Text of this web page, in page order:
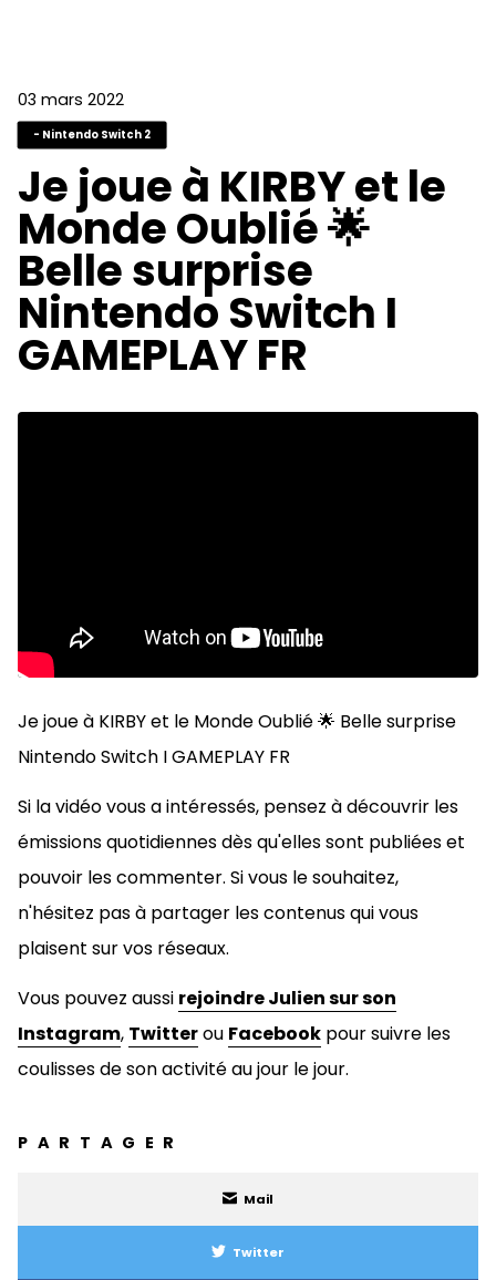
03 mars 2022
- Nintendo Switch 2
Je joue à KIRBY et le
Monde Oublié 🌟
Belle surprise
Nintendo Switch I
GAMEPLAY FR
Je joue à KIRBY et le Monde Oublié 🌟 Belle surprise
Nintendo Switch I GAMEPLAY FR
Si la vidéo vous a intéressés, pensez à découvrir les
émissions quotidiennes dès qu'elles sont publiées et
pouvoir les commenter. Si vous le souhaitez,
n'hésitez pas à partager les contenus qui vous
plaisent sur vos réseaux.
Vous pouvez aussi rejoindre Julien sur son
Instagram, Twitterou Facebook pour suivre les
coulisses de son activité au jour le jour.
PARTAGER
Mail
Twitter